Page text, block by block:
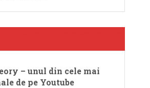
– unul din cele mai
de pe Youtube